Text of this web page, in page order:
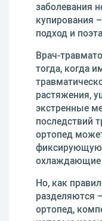
заболевания
купирования
подход и
Врач-
тогда, когда
растяжения,
экстренные
последствий
ортопед
фиксирующую
охлаждающие
Но, как
разделяются
ортопед,